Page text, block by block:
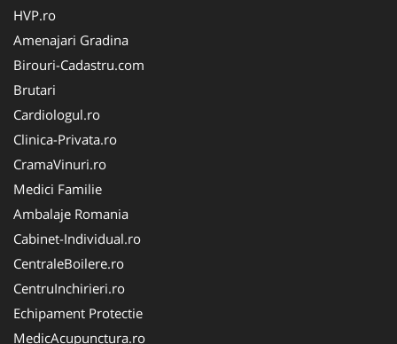
HVP.ro
Amenajari Gradina
Birouri-Cadastru.com
Brutari
Cardiologul.ro
Clinica-Privata.ro
CramaVinuri.ro
Medici Familie
Ambalaje Romania
Cabinet-Individual.ro
CentraleBoilere.ro
CentruInchirieri.ro
Echipament Protectie
MedicAcupunctura.ro